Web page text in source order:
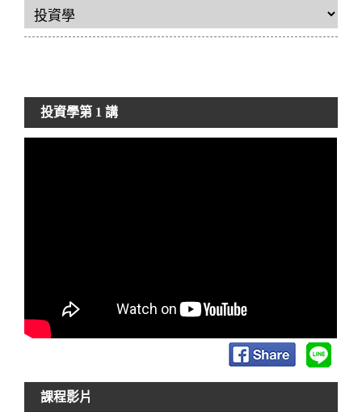
投資學第 1 講
課程影片